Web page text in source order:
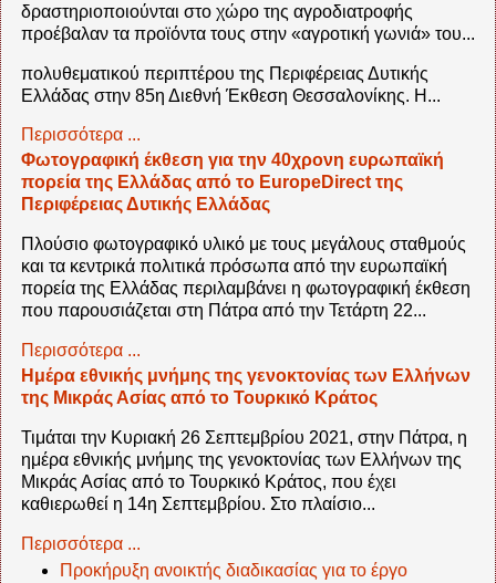
δραστηριοποιούνται στο χώρο της αγροδιατροφής
προέβαλαν τα προϊόντα τους στην «αγροτική γωνιά» του...
πολυθεματικού περιπτέρου της Περιφέρειας Δυτικής
Ελλάδας στην 85η Διεθνή Έκθεση Θεσσαλονίκης. Η...
Περισσότερα ...
Φωτογραφική έκθεση για την 40χρονη ευρωπαϊκή
πορεία της Ελλάδας από το EuropeDirect της
Περιφέρειας Δυτικής Ελλάδας
Πλούσιο φωτογραφικό υλικό με τους μεγάλους σταθμούς
και τα κεντρικά πολιτικά πρόσωπα από την ευρωπαϊκή
πορεία της Ελλάδας περιλαμβάνει η φωτογραφική έκθεση
που παρουσιάζεται στη Πάτρα από την Τετάρτη 22...
Περισσότερα ...
Ημέρα εθνικής μνήμης της γενοκτονίας των Ελλήνων
της Μικράς Ασίας από το Τουρκικό Κράτος
Τιμάται την Κυριακή 26 Σεπτεμβρίου 2021, στην Πάτρα, η
ημέρα εθνικής μνήμης της γενοκτονίας των Ελλήνων της
Μικράς Ασίας από το Τουρκικό Κράτος, που έχει
καθιερωθεί η 14η Σεπτεμβρίου. Στο πλαίσιο...
Περισσότερα ...
Προκήρυξη ανοικτής διαδικασίας για το έργο